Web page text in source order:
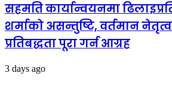
सहमति कार्यान्वयनमा
शर्माको असन्तुष्टि, वर्तमान
प्रतिबद्धता पूरा गर्न आग्रह
3 days ago